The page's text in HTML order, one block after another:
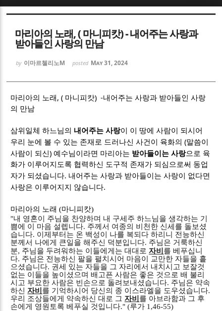
마리아의 노래, ( 마니피캇) - 내어주는 사랑과
받아들인 사랑의 만남
by 이마르첼리노M posted May 31, 2024
마리아의 노래 , ( 마니피캇) -내어주는 사랑과 받아들인 사랑
의 만남
삼위일체 하느님의 내어주는 사랑이 이 땅에 사람이 되시어
우리 눈에 볼 수 있는 존재로 드러나신 사건이 육화의(말씀이
사람이 되신)예수님이라면 마리아는 받아들이는 사랑으로 육
화가 이루어지도록 협력하신 도구적 존재가 되심으로써 동업
자가 되셨습니다. 내어주는 사랑과 받아들이는 사랑이 없다면
사랑은 이루어지지 않습니다.
마리아의 노래(마니피캇)
"내 영혼이 주님을 찬양하며 내 구세주 하느님을 생각하는 기
쁨에 이 마음 설렙니다. 주께서 여종의 비천한 신세를 돌보셨
습니다. 이제부터는 온 백성이 나를 복되다 하리니 전능하신
분께서 나에게 큰일을 해주신 덕분입니다. 주님은 거룩하신
분, 주님을 두려워하는 이들에게는 대대로 자비 를 베푸십니
다. 주님은 전능하신 팔을 펼치시어 마음이 교만한 자들을 흩
으셨습니다. 권세 있는 자들을 그 자리에서 내치시고 보잘것
없는 이들을 높이셨으며 배고픈 사람은 좋은 것으로 배 불리
시고 부요한 사람은 빈손으로 돌려보내셨습니다. 주님은 약속
하신자비 를 기억하시어 당신의 종 이스라엘을 도우셨습니다.
우리 조상들에게 약속하신 대로 그자비 를 아브라함과 그 후
손에게 영원토록 베푸실 것입니다." (루가 1,46-55)
Sketchbook5, 스케치북5
Sketchbook5, 스케치북5
Sketchbook5, 스케치북5
Sketchbook5, 스케치북5